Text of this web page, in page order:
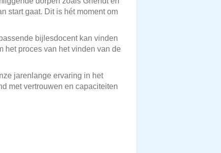
start gaat. Dit is hét moment om
bijlesdocent kan vinden
het proces van het vinden van de
jarenlange ervaring in het
met vertrouwen en capaciteiten